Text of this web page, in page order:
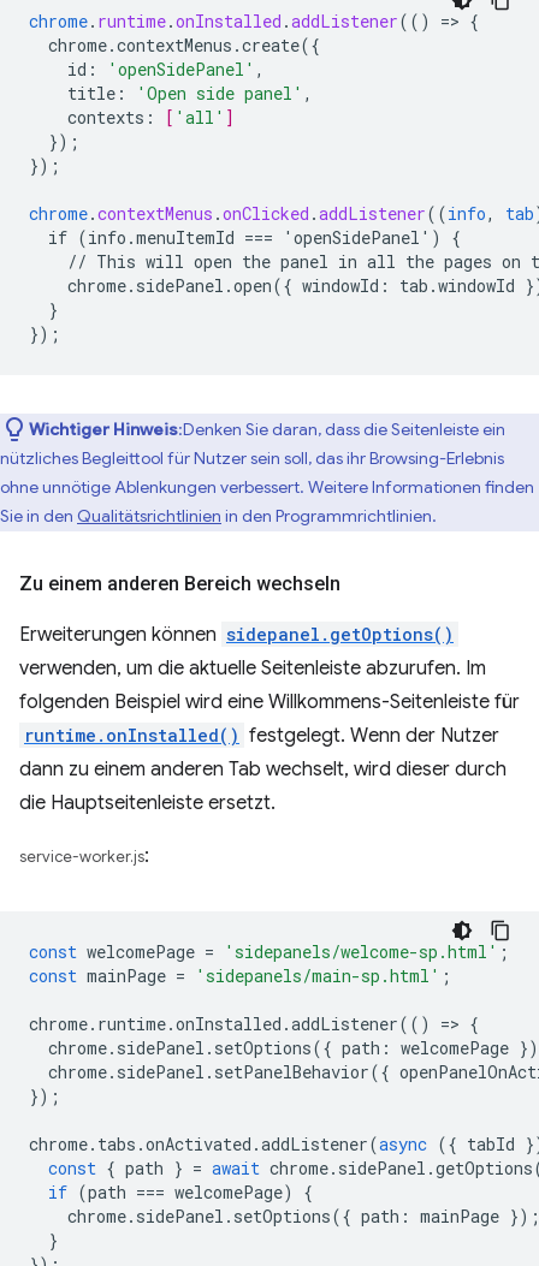
chrome. runtime.onInstalled .addListener(() => {
chrome.contextMenus.create({
id : 'openSidePanel' ,
title : 'Open side panel' ,
contexts : [ 'all' ]
});
});
chrome.contextMenus .onClicked .addListener((info, tab
if (info.menuItemId === 'openSidePanel')
{
// This will open the panel in all the pages on
chrome.sidePanel.open({ windowId : tab .windowId }
}
});
Wichtiger Hinweis:Denken Sie daran, dass die Seitenleiste ein
nützliches Begleittool für Nutzer sein soll, das ihr Browsing-Erlebnis
ohne unnötige Ablenkungen verbessert. Weitere Informationen finden
Sie in den Qualitätsrichtlinien in den Programmrichtlinien.
Zu einem anderen Bereich wechseln
Erweiterungen können sidepanel.getOptions()
verwenden, um die aktuelle Seitenleiste abzurufen. Im
folgenden Beispiel wird eine Willkommens-Seitenleiste für
runtime.onInstalled() festgelegt. Wenn der Nutzer
dann zu einem anderen Tab wechselt, wird dieser durch
die Hauptseitenleiste ersetzt.
service-worker.js:
const welcomePage = 'sidepanels/welcome-sp.html' ;
const mainPage = 'sidepanels/main-sp.html' ;
chrome. runtime.onInstalled .addListener(() => {
chrome. sidePanel . setOptions({ path : welcomePage
chrome. sidePanel . setPanelBehavior({
});
chrome. tabs .onActivated .addListener(async ({ tabId
const { path } = await chrome. sidePanel .getOptions
if (path === welcomePage)
{
chrome. sidePanel . setOptions({ path : mainPage });
}